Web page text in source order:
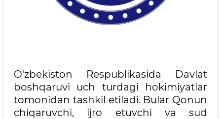
O'zbekiston Respublikasida Davlat
boshqaruvi uch turdagi hokimiyatlar
tomonidan tashkil etiladi. Bular Qonun
chiqaruvchi, ijro etuvchi va sud